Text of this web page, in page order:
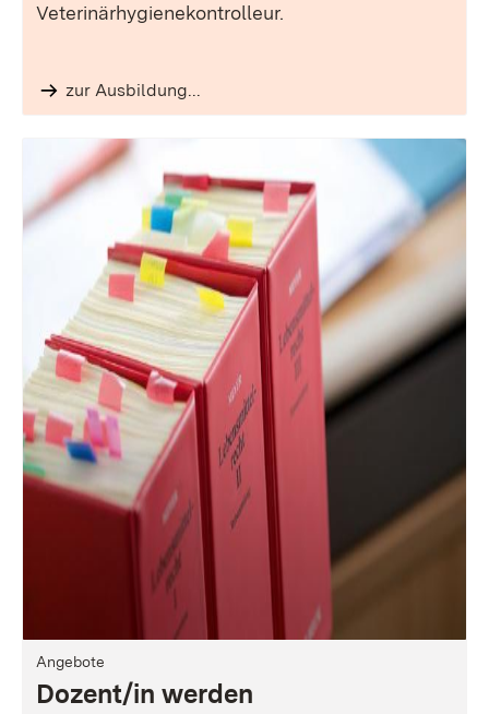
Veterinärhygienekontrolleur.
zur Ausbildung...
Angebote
Dozent/in werden